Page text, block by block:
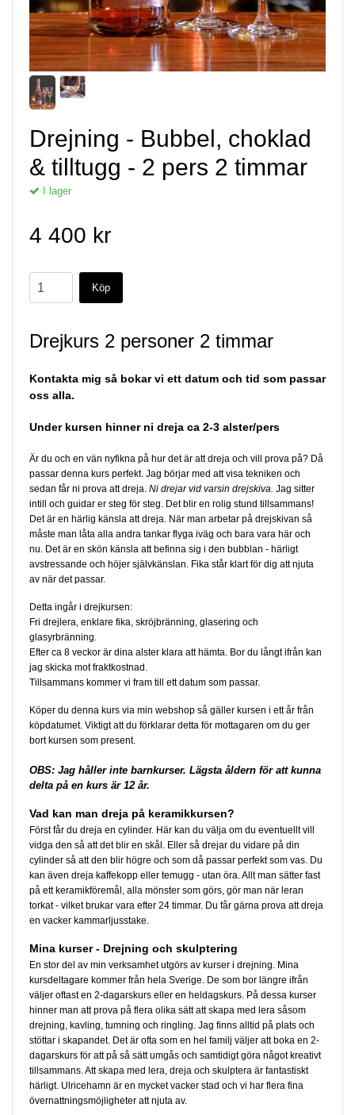
Drejning - Bubbel, choklad
& tilltugg - 2 pers 2 timmar
I lager
4 400 kr
Drejkurs 2 personer 2 timmar
Kontakta mig så bokar vi ett datum och tid som passar
oss alla.
Under kursen hinner ni dreja ca 2-3 alster/pers
Är du och en vän nyfikna på hur det är att dreja och vill prova på? Då
passar denna kurs perfekt. Jag börjar med att visa tekniken och
sedan får ni prova att dreja. Ni drejar vid varsin drejskiva. Jag sitter
intill och guidar er steg för steg. Det blir en rolig stund tillsammans!
Det är en härlig känsla att dreja. När man arbetar på drejskivan så
måste man låta alla andra tankar flyga iväg och bara vara här och
nu. Det är en skön känsla att befinna sig i den bubblan - härligt
avstressande och höjer självkänslan. Fika står klart för dig att njuta
av när det passar.
Detta ingår i drejkursen:
Fri drejlera, enklare fika, skröjbränning, glasering och
glasyrbränning.
Efter ca 8 veckor är dina alster klara att hämta. Bor du långt ifrån kan
jag skicka mot fraktkostnad.
Tillsammans kommer vi fram till ett datum som passar.
Köper du denna kurs via min webshop så gäller kursen i ett år från
köpdatumet. Viktigt att du förklarar detta för mottagaren om du ger
bort kursen som present.
OBS: Jag håller inte barnkurser. Lägsta åldern för att kunna
delta på en kurs är 12 år.
Vad kan man dreja på keramikkursen?
Först får du dreja en cylinder. Här kan du välja om du eventuellt vill
vidga den så att det blir en skål. Eller så drejar du vidare på din
cylinder så att den blir högre och som då passar perfekt som vas. Du
kan även dreja kaffekopp eller temugg - utan öra. Allt man sätter fast
på ett keramikföremål, alla mönster som görs, gör man när leran
torkat - vilket brukar vara efter 24 timmar. Du får gärna prova att dreja
en vacker kammarljusstake.
Mina kurser - Drejning och skulptering
En stor del av min verksamhet utgörs av kurser i drejning. Mina
kursdeltagare kommer från hela Sverige. De som bor längre ifrån
väljer oftast en 2-dagarskurs eller en heldagskurs. På dessa kurser
hinner man att prova på flera olika sätt att skapa med lera såsom
drejning, kavling, tumning och ringling. Jag finns alltid på plats och
stöttar i skapandet. Det är ofta som en hel familj väljer att boka en 2-
dagarskurs för att på så sätt umgås och samtidigt göra något kreativt
tillsammans. Att skapa med lera, dreja och skulptera är fantastiskt
härligt. Ulricehamn är en mycket vacker stad och vi har flera fina
övernattningsmöjligheter att njuta av.